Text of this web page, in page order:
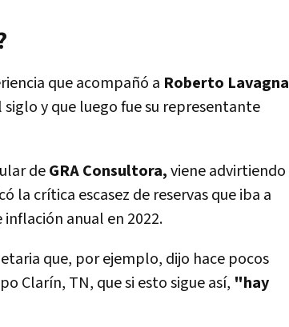
que acompañó a Roberto Lavagna
y que luego fue su representante
deGRA Consultora,viene advirtiendo
la crítica escasez de reservas que iba a
anual en 2022.
que, por ejemplo, dijo hace pocos
Clarín, TN, que si esto sigue así, "hay